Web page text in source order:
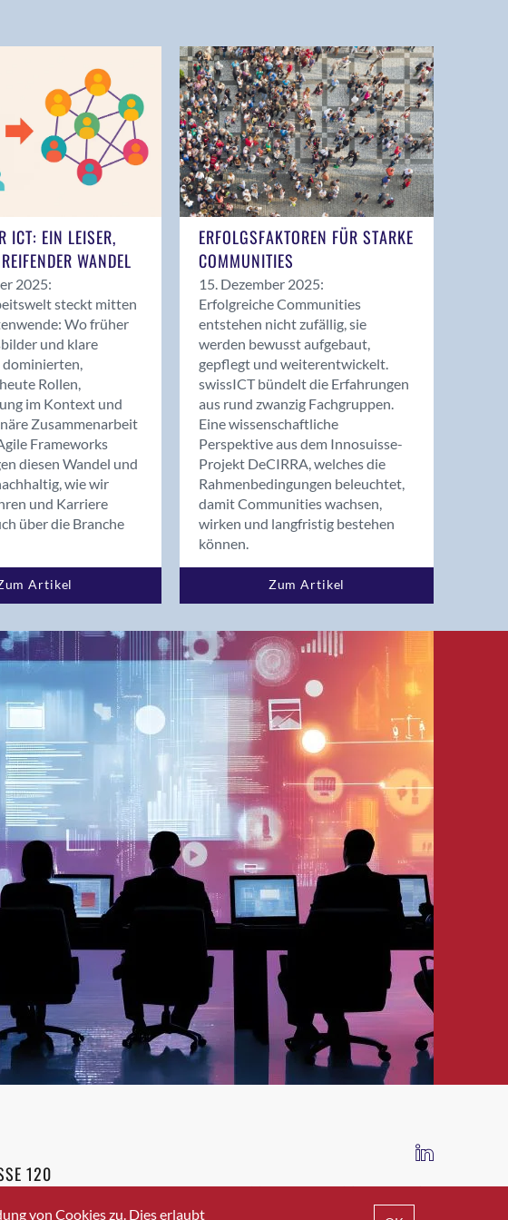
ICT: EIN LEISER,
WANDEL
2025:
steckt mitten
Wo früher
und klare
Rollen,
im Kontext und
Zusammenarbeit
Frameworks
diesen Wandel und
wie wir
und Karriere
über die Branche
Artikel
ERFOLGSFAKTOREN FÜR STARKE
COMMUNITIES
15. Dezember 2025:
Erfolgreiche Communities
entstehen nicht zufällig, sie
werden bewusst aufgebaut,
gepflegt und weiterentwickelt.
swissICT bündelt die Erfahrungen
aus rund zwanzig Fachgruppen.
Eine wissenschaftliche
Perspektive aus dem Innosuisse-
Projekt DeCIRRA, welches die
Rahmenbedingungen beleuchtet,
damit Communities wachsen,
wirken und langfristig bestehen
können.
Zum Artikel
120
IMPRESSUM DATENSCHUTZ AGB
von Cookies zu. Dies erlaubt